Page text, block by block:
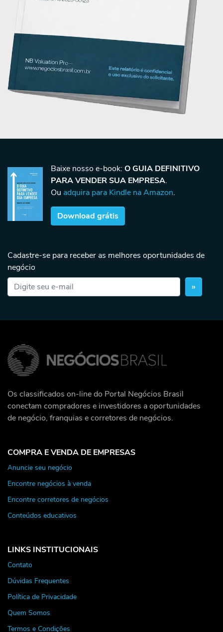
Baixe nosso e-book: O GUIA DEFINITIVO
PARA VENDER SUA EMPRESA.
Ou adquira para Kindle na Amazon.
Download grátis
Cadastre-se para receber as melhores oportunidades de
negócio
»
Os classificados on-line do Portal Negócios Brasil
conectam compradores e investidores a oportunidades
de negócio, franquias e corretores de negócios.
COMPRA E VENDA DE EMPRESAS
Anuncie seu negócio
Encontre negócios à venda
Encontre corretores de negócios
Conteúdos educativos
LINKS INSTITUCIONAIS
Contato
Dúvidas Frequentes
Política de Privacidade
Quem Somos
Termos e Condições